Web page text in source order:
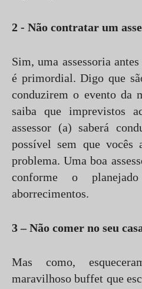
2 - Não contratar um
Sim, uma assessoria
é primordial. Digo que
conduzirem o evento da
saiba que imprevistos
assessor (a) saberá
possível sem que vocês
problema. Uma boa
conforme o
aborrecimentos.
3 – Não comer no seu
Mas como,
maravilhoso buffet que